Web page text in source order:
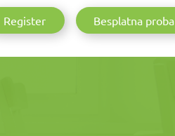
Register Besplatna proba